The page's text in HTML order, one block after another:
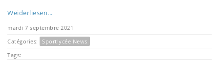
Weiderliesen...
mardi 7 septembre 2021
Catégories:
Sportlycée News
Tags: